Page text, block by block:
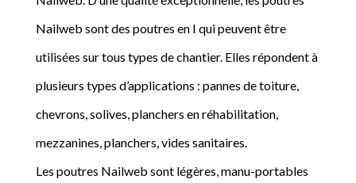
Nailweb sont des poutres en I qui peuvent être
utilisées sur tous types de chantier. Elles répondent à
plusieurs types d’applications : pannes de toiture,
chevrons, solives, planchers en réhabilitation,
mezzanines, planchers, vides sanitaires.
Les poutres Nailweb sont légères, manu-portables